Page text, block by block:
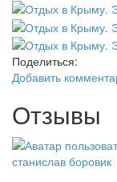
Поделиться:
Добавить
Отзывы
станислав боровик